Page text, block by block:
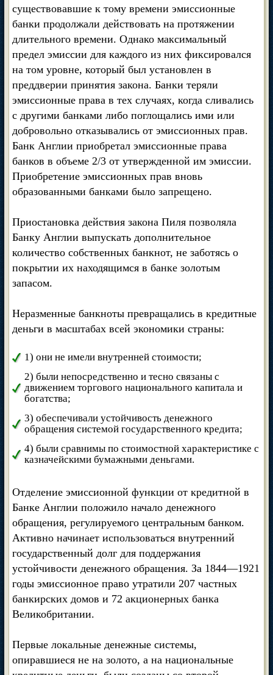
существовавшие к тому времени эмиссионные
банки продолжали действовать на протяжении
длительного времени. Однако максимальный
предел эмиссии для каждого из них фиксировался
на том уровне, который был установлен в
преддверии принятия закона. Банки теряли
эмиссионные права в тех случаях, когда сливались
с другими банками либо поглощались ими или
добровольно отказывались от эмиссионных прав.
Банк Англии приобретал эмиссионные права
банков в объеме 2/3 от утвержденной им эмиссии.
Приобретение эмиссионных прав вновь
образованными банками было запрещено.
Приостановка действия закона Пиля позволяла
Банку Англии выпускать дополнительное
количество собственных банкнот, не заботясь о
покрытии их находящимся в банке золотым
запасом.
Неразменные банкноты превращались в кредитные
деньги в масштабах всей экономики страны:
1) они не имели внутренней стоимости;
2) были непосредственно и тесно связаны с
движением торгового национального капитала и
богатства;
3) обеспечивали устойчивость денежного
обращения системой государственного кредита;
4) были сравнимы по стоимостной характеристике с
казначейскими бумажными деньгами.
Отделение эмиссионной функции от кредитной в
Банке Англии положило начало денежного
обращения, регулируемого центральным банком.
Активно начинает использоваться внутренний
государственный долг для поддержания
устойчивости денежного обращения. За 1844—1921
годы эмиссионное право утратили 207 частных
банкирских домов и 72 акционерных банка
Великобритании.
Первые локальные денежные системы,
опиравшиеся не на золото, а на национальные